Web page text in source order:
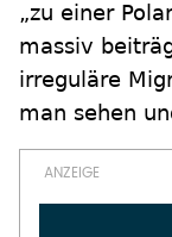
„zu einer
massiv
irreguläre
man sehen